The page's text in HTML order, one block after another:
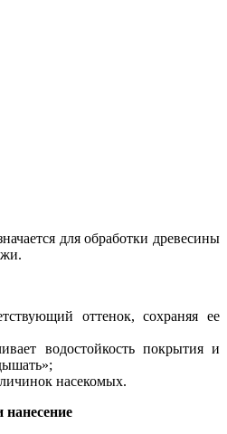
для обработки древесины
оттенок, сохраняя ее
водостойкость покрытия и
насекомых.
нанесение